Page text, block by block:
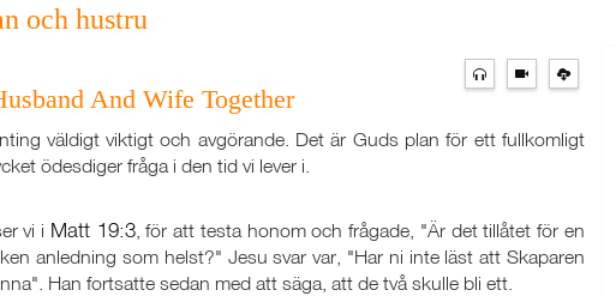
och hustru
And Wife Together
väldigt viktigt och avgörande. Det är Guds plan för ett fullkomligt
ödesdiger fråga i den tid vi lever i.
vi i Matt 19:3, för att testa honom och frågade, "Är det tillåtet för en
anledning som helst?" Jesu svar var, "Har ni inte läst att Skaparen
Han fortsatte sedan med att säga, att de två skulle bli ett.